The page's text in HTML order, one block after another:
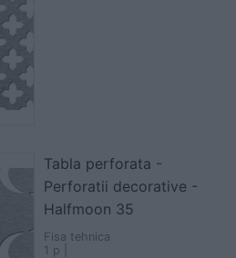
Tabla perforata -
Perforatii decorative -
Halfmoon 35
Fisa tehnica
1 p |